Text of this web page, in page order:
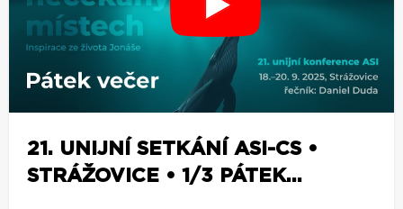
21. UNIJNÍ SETKÁNÍ ASI-CS •
STRÁŽOVICE • 1/3 PÁTEK...